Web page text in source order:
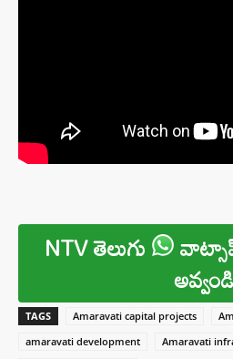
NTV తెలుగు
అవ్వండి
TAGS Amaravati capital projects
amaravati development
Amaravati